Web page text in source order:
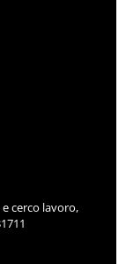
cerco lavoro,